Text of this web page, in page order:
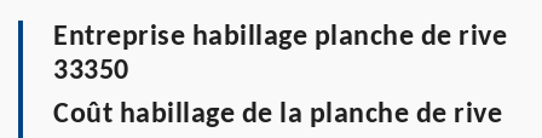
Entreprise habillage planche de rive
33350
Coût habillage de la planche de rive